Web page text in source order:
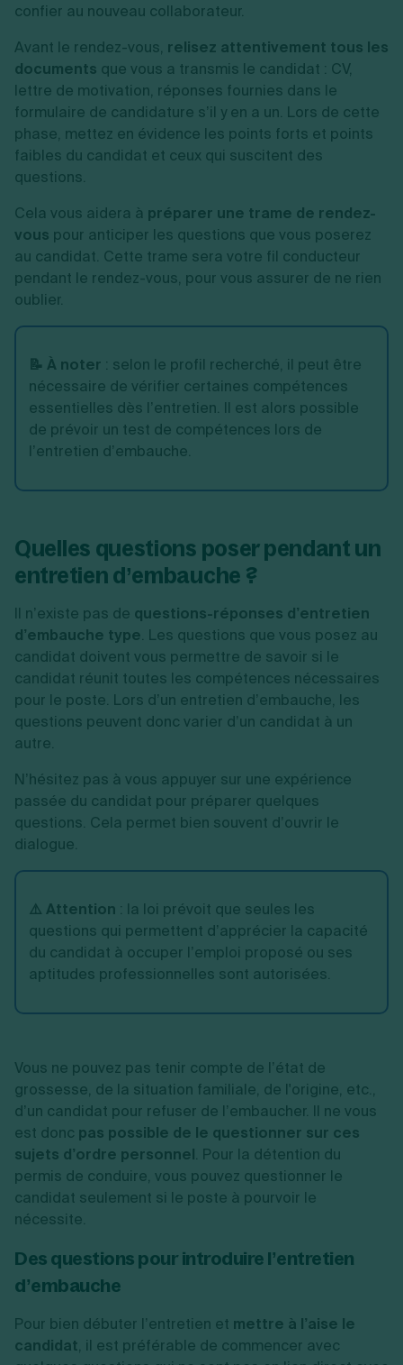
confier au nouveau collaborateur.
Avant le rendez-vous, relisez attentivement tous les
documents que vous a transmis le candidat : CV,
lettre de motivation, réponses fournies dans le
formulaire de candidature s’il y en a un. Lors de cette
phase, mettez en évidence les points forts et points
faibles du candidat et ceux qui suscitent des
questions.
Cela vous aidera à préparer une trame de rendez-
vous pour anticiper les questions que vous poserez
au candidat. Cette trame sera votre fil conducteur
pendant le rendez-vous, pour vous assurer de ne rien
oublier.
📝 À noter : selon le profil recherché, il peut être
nécessaire de vérifier certaines compétences
essentielles dès l’entretien. Il est alors possible
de prévoir un test de compétences lors de
l’entretien d’embauche.
Quelles questions poser pendant un
entretien d’embauche ?
Il n’existe pas de questions-réponses d’entretien
d’embauche type. Les questions que vous posez au
candidat doivent vous permettre de savoir si le
candidat réunit toutes les compétences nécessaires
pour le poste. Lors d’un entretien d’embauche, les
questions peuvent donc varier d’un candidat à un
autre.
N’hésitez pas à vous appuyer sur une expérience
passée du candidat pour préparer quelques
questions. Cela permet bien souvent d’ouvrir le
dialogue.
⚠️ Attention : la loi prévoit que seules les
questions qui permettent d’apprécier la capacité
du candidat à occuper l’emploi proposé ou ses
aptitudes professionnelles sont autorisées.
Vous ne pouvez pas tenir compte de l’état de
grossesse, de la situation familiale, de l'origine, etc.,
d’un candidat pour refuser de l’embaucher. Il ne vous
est donc pas possible de le questionner sur ces
sujets d’ordre personnel. Pour la détention du
permis de conduire, vous pouvez questionner le
candidat seulement si le poste à pourvoir le
nécessite.
Des questions pour introduire l’entretien
d’embauche
Pour bien débuter l’entretien et mettre à l’aise le
candidat, il est préférable de commencer avec